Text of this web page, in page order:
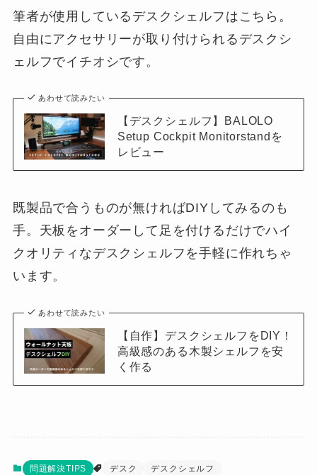
筆者が使用しているデスクシェルフはこちら。
自由にアクセサリーが取り付けられるデスクシ
ェルフでイチオシです。
あわせて読みたい
【デスクシェルフ】BALOLO
Setup Cockpit Monitorstandを
レビュー
既製品で合うものが無ければDIYしてみるのも
手。天板をオーダーして足を付けるだけでハイ
クオリティなデスクシェルフを手軽に作れちゃ
います。
あわせて読みたい
【自作】デスクシェルフをDIY！
高級感のある木製シェルフを安
く作る
問題解決TIPS デスク デスクシェルフ